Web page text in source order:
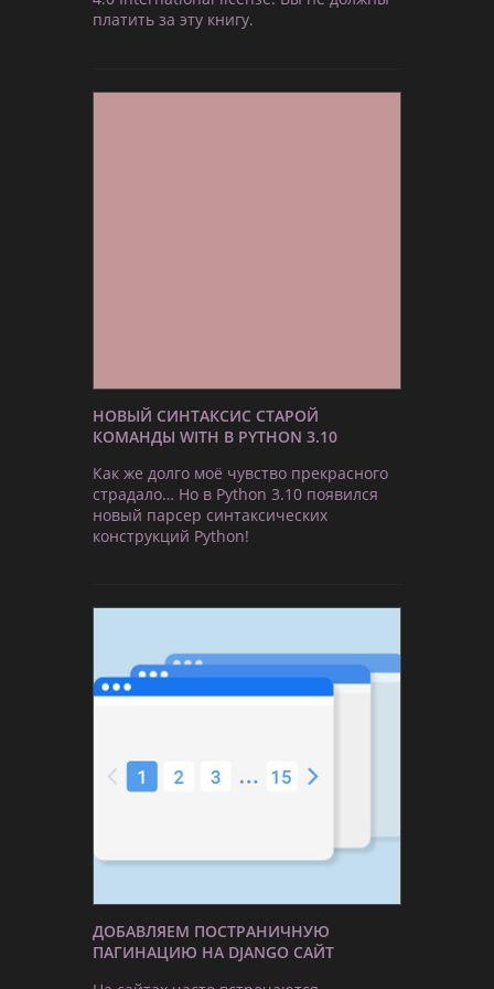
платить за эту книгу.
НОВЫЙ СИНТАКСИС СТАРОЙ
КОМАНДЫ WITH В PYTHON 3.10
Как же долго моё чувство прекрасного
страдало… Но в Python 3.10 появился
новый парсер синтаксических
конструкций Python!
ДОБАВЛЯЕМ ПОСТРАНИЧНУЮ
ПАГИНАЦИЮ НА DJANGO САЙТ